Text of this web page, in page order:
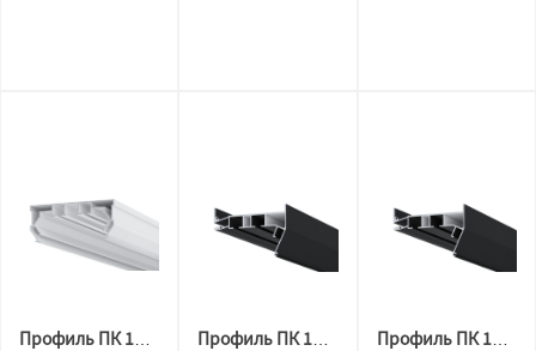
Профиль ПК 14 гардина 2х рядная (4м) 30мм БЕЛЫЙ Профиль ПК 15 гардина 2х рядный (4 м) 30мм ЧЁРНЫЙ Профиль ПК 15 гардина 2х рядный (3 м) 30мм ЧЕРНЫЙ